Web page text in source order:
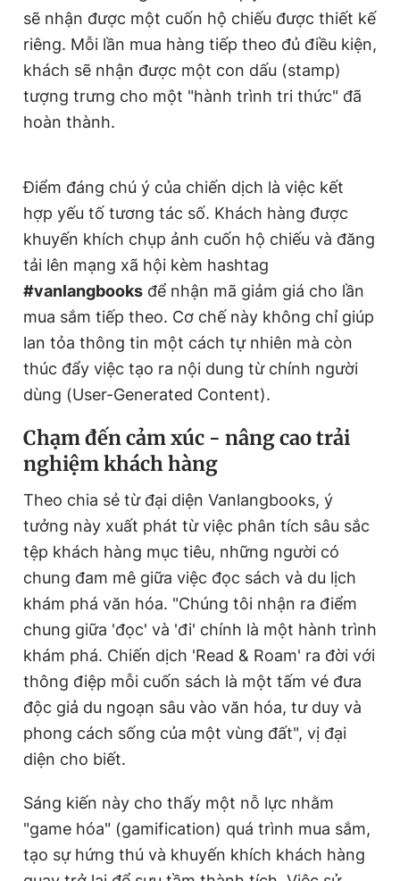
sẽ nhận được một cuốn hộ chiếu được thiết kế
riêng. Mỗi lần mua hàng tiếp theo đủ điều kiện,
khách sẽ nhận được một con dấu (stamp)
tượng trưng cho một "hành trình tri thức" đã
hoàn thành.
Điểm đáng chú ý của chiến dịch là việc kết
hợp yếu tố tương tác số. Khách hàng được
khuyến khích chụp ảnh cuốn hộ chiếu và đăng
tải lên mạng xã hội kèm hashtag
#vanlangbooks để nhận mã giảm giá cho lần
mua sắm tiếp theo. Cơ chế này không chỉ giúp
lan tỏa thông tin một cách tự nhiên mà còn
thúc đẩy việc tạo ra nội dung từ chính người
dùng (User-Generated Content).
Chạm đến cảm xúc - nâng cao trải
nghiệm khách hàng
Theo chia sẻ từ đại diện Vanlangbooks, ý
tưởng này xuất phát từ việc phân tích sâu sắc
tệp khách hàng mục tiêu, những người có
chung đam mê giữa việc đọc sách và du lịch
khám phá văn hóa. "Chúng tôi nhận ra điểm
chung giữa 'đọc' và 'đi' chính là một hành trình
khám phá. Chiến dịch 'Read & Roam' ra đời với
thông điệp mỗi cuốn sách là một tấm vé đưa
độc giả du ngoạn sâu vào văn hóa, tư duy và
phong cách sống của một vùng đất", vị đại
diện cho biết.
Sáng kiến này cho thấy một nỗ lực nhằm
"game hóa" (gamification) quá trình mua sắm,
tạo sự hứng thú và khuyến khích khách hàng